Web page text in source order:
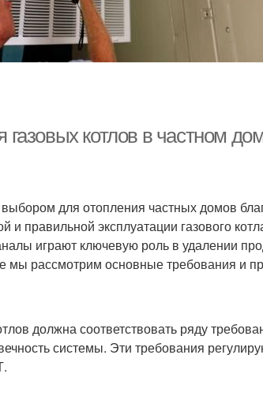
газовых котлов в частном
для отопления частных домов
и правильной эксплуатации газового
играют ключевую роль в удалении
мы рассмотрим основные требования и
должна соответствовать ряду
системы. Эти требования